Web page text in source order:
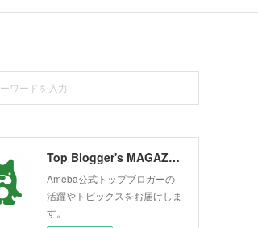
Top Blogger's MAGAZINE
Ameba公式トップブロガーの
活躍やトピックスをお届けしま
す。